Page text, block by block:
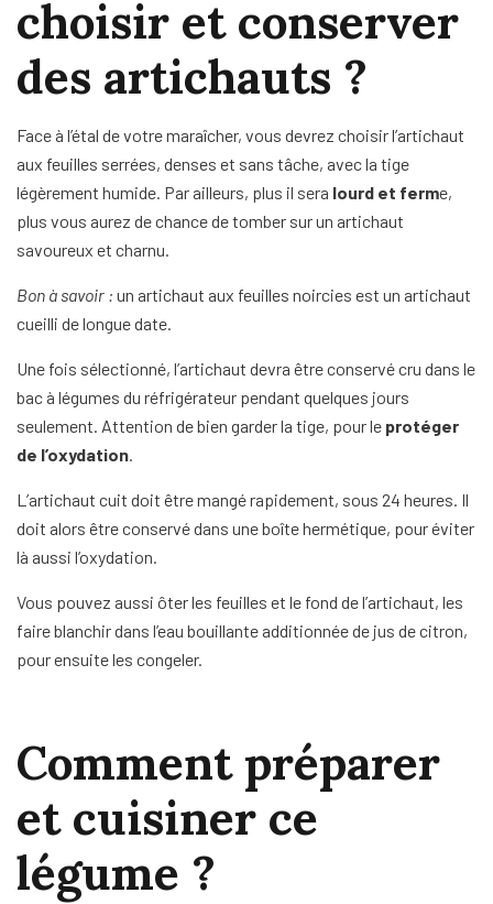
choisir et conserver
des artichauts ?
Face à l’étal de votre maraîcher, vous devrez choisir l’artichaut
aux feuilles serrées, denses et sans tâche, avec la tige
légèrement humide. Par ailleurs, plus il sera lourd et ferme,
plus vous aurez de chance de tomber sur un artichaut
savoureux et charnu.
Bon à savoir : un artichaut aux feuilles noircies est un artichaut
cueilli de longue date.
Une fois sélectionné, l’artichaut devra être conservé cru dans le
bac à légumes du réfrigérateur pendant quelques jours
seulement. Attention de bien garder la tige, pour le protéger
de l’oxydation.
L’artichaut cuit doit être mangé rapidement, sous 24 heures. Il
doit alors être conservé dans une boîte hermétique, pour éviter
là aussi l’oxydation.
Vous pouvez aussi ôter les feuilles et le fond de l’artichaut, les
faire blanchir dans l’eau bouillante additionnée de jus de citron,
pour ensuite les congeler.
Comment préparer
et cuisiner ce
légume ?